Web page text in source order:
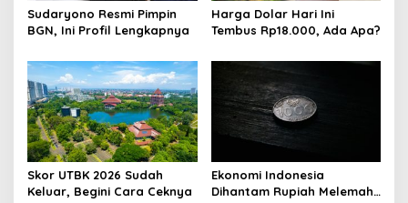
Sudaryono Resmi Pimpin
BGN, Ini Profil Lengkapnya
Harga Dolar Hari Ini
Tembus Rp18.000, Ada Apa?
Skor UTBK 2026 Sudah
Keluar, Begini Cara Ceknya
Ekonomi Indonesia
Dihantam Rupiah Melemah,